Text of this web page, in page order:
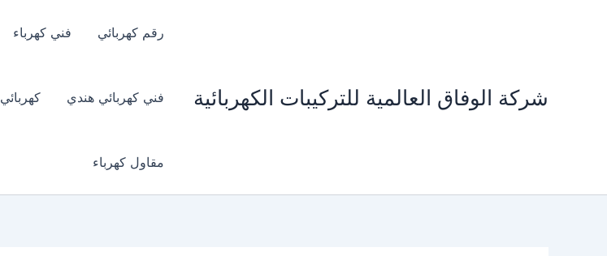
شركة الوفاق العالمية للتركيبات الكهربائية
رقم كهربائي فني كهرباء
فني كهربائي هندي كهربائي
مقاول كهرباء